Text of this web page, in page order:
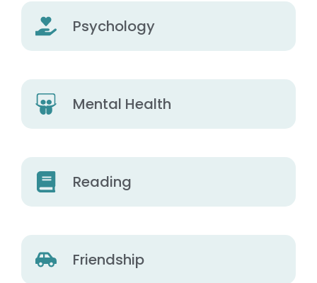
Psychology
Mental Health
Reading
Friendship